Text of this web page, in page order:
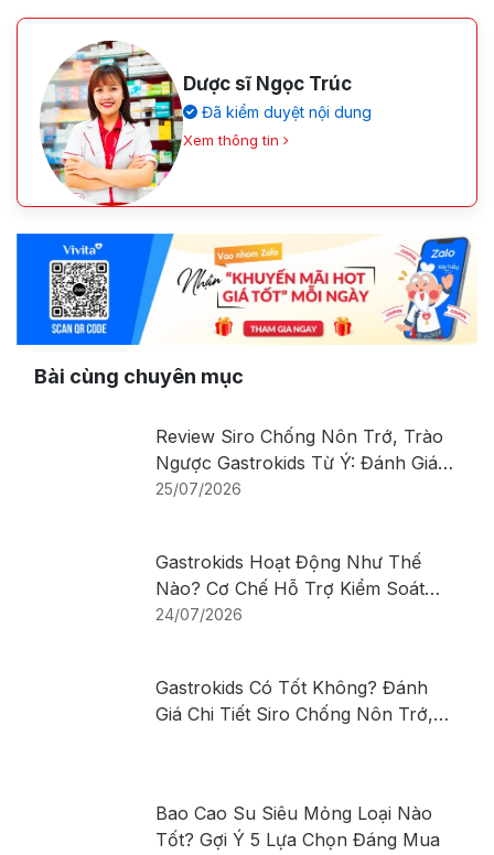
Dược sĩ Ngọc Trúc
Đã kiểm duyệt nội dung
Xem thông tin
Bài cùng chuyên mục
Review Siro Chống Nôn Trớ, Trào
Ngược Gastrokids Từ Ý: Đánh Giá
Chi Tiết Sản Phẩm
25/07/2026
Gastrokids Hoạt Động Như Thế
Nào? Cơ Chế Hỗ Trợ Kiểm Soát
Nôn Trớ, Trào Ngược Ở Trẻ Sơ
24/07/2026
Gastrokids Có Tốt Không? Đánh
Giá Chi Tiết Siro Chống Nôn Trớ,
Bao Cao Su Siêu Mỏng Loại Nào
Tốt? Gợi Ý 5 Lựa Chọn Đáng Mua